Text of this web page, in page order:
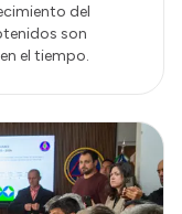
del
son
el tiempo.